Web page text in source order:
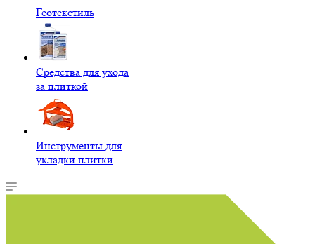
Геотекстиль
Средства для ухода
за плиткой
Инструменты для
укладки плитки